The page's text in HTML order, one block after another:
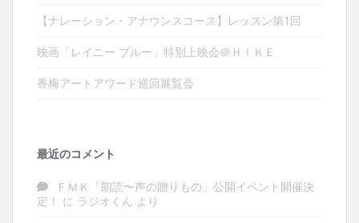
【ナレーション・アナウンスコース】レッスン第1回
映画「レイニー ブルー」特別上映会＠ＨＩＫＥ
香梅アートアワード巡回展覧会
最近のコメント
ＦＭＫ「朗読〜声の贈りもの」公開イベント開催決
定！ に ラジオくん より